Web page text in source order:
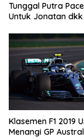
Tunggal Putra
Untuk Jonatan dkk
Klasemen F1 2019
Menangi GP